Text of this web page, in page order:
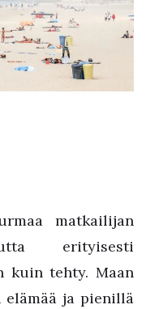
matkailijan
erityisesti
kuin tehty. Maan
elämää ja pienillä